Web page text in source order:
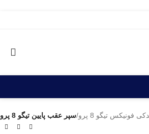
فونیکس تیگو 8 پرو /سپر عقب پایین تیگو 8 پرو